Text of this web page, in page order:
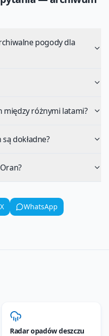
pogody dla
między różnymi latami?
dokładne?
X
WhatsApp
Radar opadów deszczu